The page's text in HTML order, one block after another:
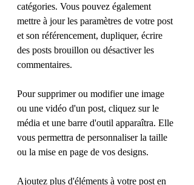
catégories. Vous pouvez également
mettre à jour les paramètres de votre post
et son référencement, dupliquer, écrire
des posts brouillon ou désactiver les
commentaires.
Pour supprimer ou modifier une image
ou une vidéo d'un post, cliquez sur le
média et une barre d'outil apparaîtra. Elle
vous permettra de personnaliser la taille
ou la mise en page de vos designs.
Ajoutez plus d'éléments à votre post en